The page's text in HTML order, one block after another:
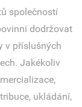
společností
dodržovat
v příslušných
Jakékoliv
ukládání,